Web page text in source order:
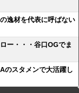
逸材を代表に呼ばない
ー・・・谷口OGでま
のスタメンで大活躍し